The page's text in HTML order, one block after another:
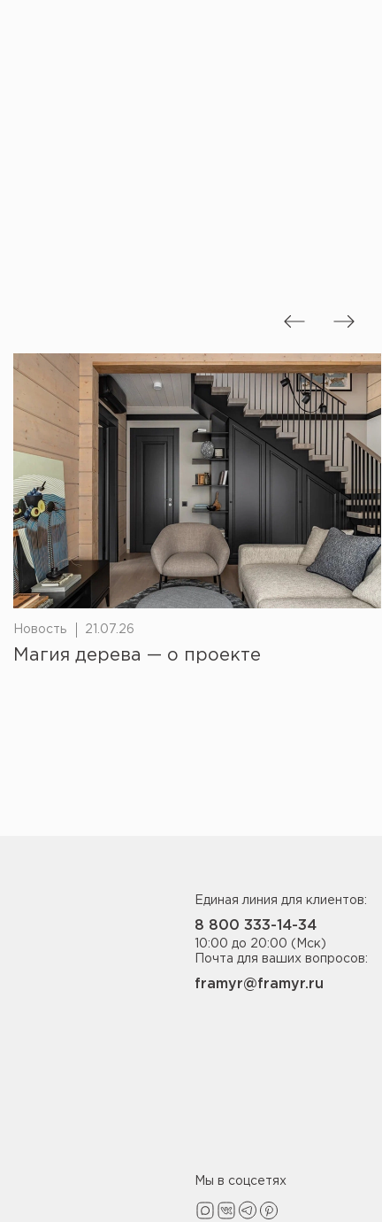
Новость 21.07.26
Магия дерева — о проекте
Единая линия для клиентов:
8 800 333-14-34
10:00 до 20:00 (Мск)
Почта для ваших вопросов:
framyr@framyr.ru
Мы в соцсетях